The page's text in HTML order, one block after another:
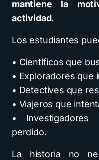
mantiene la
actividad.
Los estudiantes
• Científicos que
• Exploradores que
• Detectives que
• Viajeros que
•
perdido.
La historia no